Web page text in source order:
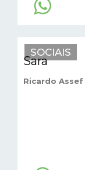
SOCIAIS
Sara
Ricardo Assef